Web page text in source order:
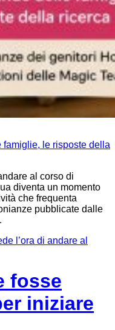
le risposte della
al corso di
diventa un momento
che frequenta
pubblicate dalle
l’ora di andare al
fosse
iniziare